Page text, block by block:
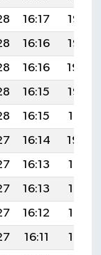
16:17
19:26
16:16
19:25
16:16
19:24
16:15
19:22
16:15
19:21
16:14
19:20
16:13
19:18
16:13
19:17
16:12
19:16
16:11
19:14